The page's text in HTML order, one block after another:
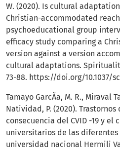
W. (2020). Is cultural
Christian-accommodated
psychoeducational group
efficacy study comparing a
version against a version
cultural adaptations.
73-88. https://doi.org/10.1037/
Tamayo GarcÃ­a, M. R., Miraval
Natividad, P. (2020).
consecuencia del CVID -19 y el
universitarios de las diferentes
universidad nacional Hermili